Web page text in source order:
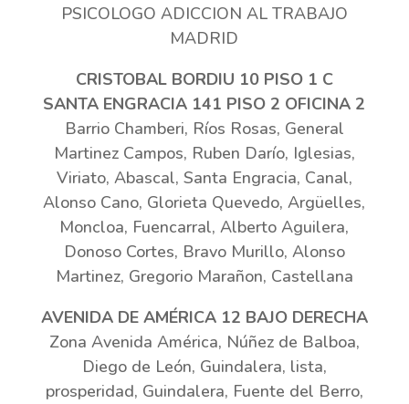
PSICOLOGO ADICCION AL TRABAJO
MADRID
CRISTOBAL BORDIU 10 PISO 1 C
SANTA ENGRACIA 141 PISO 2 OFICINA 2
Barrio Chamberi, Ríos Rosas, General
Martinez Campos, Ruben Darío, Iglesias,
Viriato, Abascal, Santa Engracia, Canal,
Alonso Cano, Glorieta Quevedo, Argüelles,
Moncloa, Fuencarral, Alberto Aguilera,
Donoso Cortes, Bravo Murillo, Alonso
Martinez, Gregorio Marañon, Castellana
AVENIDA DE AMÉRICA 12 BAJO DERECHA
Zona Avenida América, Núñez de Balboa,
Diego de León, Guindalera, lista,
prosperidad, Guindalera, Fuente del Berro,